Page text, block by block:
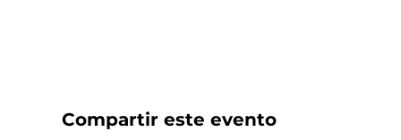
Compartir este evento